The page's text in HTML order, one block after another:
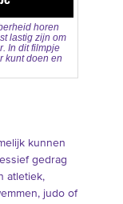
horen
lastig zijn om
In dit filmpje
kunt doen en
kunnen
gedrag
atletiek,
judo of